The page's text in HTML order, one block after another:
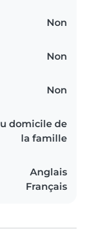
Non
Non
Non
domicile de
la famille
Anglais
Français